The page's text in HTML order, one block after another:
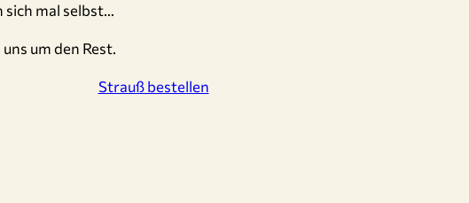
sich mal selbst…
um den Rest.
Strauß bestellen